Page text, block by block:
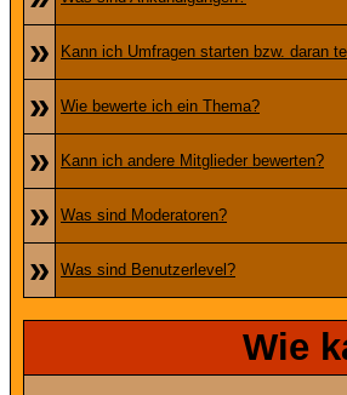
» Kann ich Umfragen starten bzw. daran
» Wie bewerte ich ein Thema?
» Kann ich andere Mitglieder bewerten?
» Was sind Moderatoren?
» Was sind Benutzerlevel?
Wie